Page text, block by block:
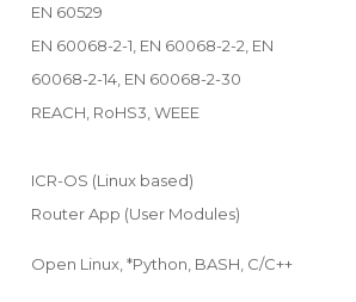
EN 60529
EN 60068-2-1, EN 60068-2-2, EN
60068-2-14, EN 60068-2-30
REACH, RoHS3, WEEE
ICR-OS (Linux based)
Router App (User Modules)
Open Linux, *Python, BASH, C/C++